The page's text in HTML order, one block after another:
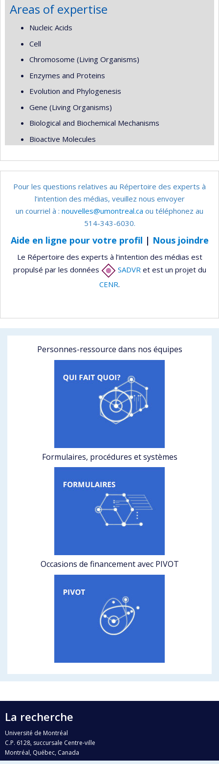
Areas of expertise
Nucleic Acids
Cell
Chromosome (Living Organisms)
Enzymes and Proteins
Evolution and Phylogenesis
Gene (Living Organisms)
Biological and Biochemical Mechanisms
Bioactive Molecules
Pour les questions relatives au Répertoire des experts à
l’intention des médias, veuillez nous envoyer
un courriel à : nouvelles@umontreal.ca ou téléphonez au
514-343-6030.
Aide en ligne pour votre profil | Nous joindre
Le Répertoire des experts à l’intention des médias est
propulsé par les données
SADVRet est un projet du
CENR.
Personnes-ressource dans nos équipes
Formulaires, procédures et systèmes
Occasions de financement avec PIVOT
La recherche
Université de Montréal
C.P. 6128, succursale Centre-ville
Montréal, Québec, Canada
H3C 3J7